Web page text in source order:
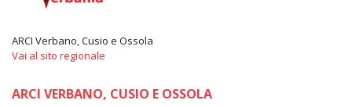
ARCI Verbano, Cusio e Ossola
Vai al sito regionale
ARCI VERBANO, CUSIO E OSSOLA